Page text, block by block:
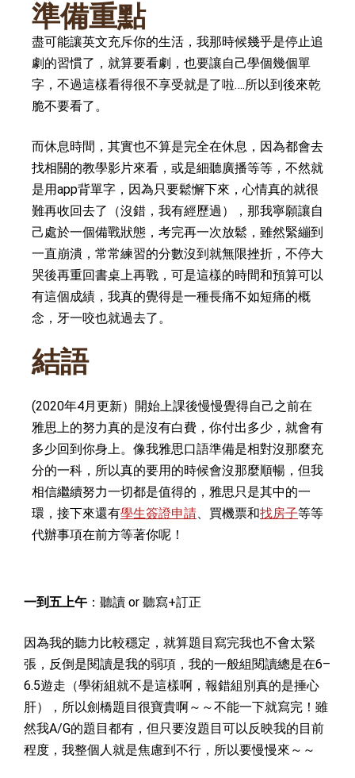
i
d
e
o
準備重點
盡可能讓英文充斥你的生活，我那時候幾乎是停止追
劇的習慣了，就算要看劇，也要讓自己學個幾個單
字，不過這樣看得很不享受就是了啦….所以到後來乾
脆不要看了。
而休息時間，其實也不算是完全在休息，因為都會去
找相關的教學影片來看，或是細聽廣播等等，不然就
是用app背單字，因為只要鬆懈下來，心情真的就很
難再收回去了（沒錯，我有經歷過），那我寧願讓自
己處於一個備戰狀態，考完再一次放鬆，雖然緊繃到
一直崩潰，常常練習的分數沒到就無限挫折，不停大
哭後再重回書桌上再戰，可是這樣的時間和預算可以
有這個成績，我真的覺得是一種長痛不如短痛的概
念，牙一咬也就過去了。
結語
(2020年4月更新）開始上課後慢慢覺得自己之前在
雅思上的努力真的是沒有白費，你付出多少，就會有
多少回到你身上。像我雅思口語準備是相對沒那麼充
分的一科，所以真的要用的時候會沒那麼順暢，但我
相信繼續努力一切都是值得的，雅思只是其中的一
環，接下來還有學生簽證申請、買機票和找房子等等
代辦事項在前方等著你呢！
一到五上午 ：聽讀 or 聽寫+訂正
因為我的聽力比較穩定，就算題目寫完我也不會太緊
張，反倒是閱讀是我的弱項，我的一般組閱讀總是在6–
6.5遊走（學術組就不是這樣啊，報錯組別真的是捶心
肝），所以劍橋題目很寶貴啊～～不能一下就寫完！雖
然我A/G的題目都有，但只要沒題目可以反映我的目前
程度，我整個人就是焦慮到不行，所以要慢慢來～～